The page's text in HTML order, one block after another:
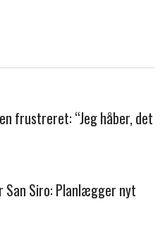
frustreret: “Jeg håber, det
San Siro: Planlægger nyt